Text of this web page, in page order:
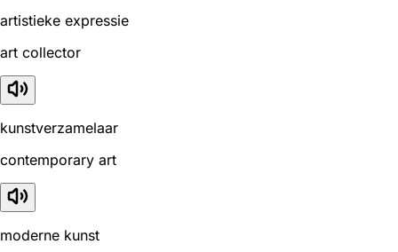
artistieke expressie
art collector
kunstverzamelaar
contemporary art
moderne kunst